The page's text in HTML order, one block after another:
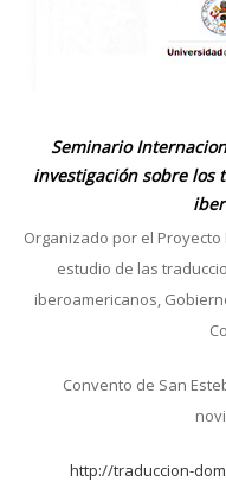
Seminario
investigación sobre los
Organizado por el Proyecto
estudio de las
iberoamericanos,
Convento de San
http://traduccion-